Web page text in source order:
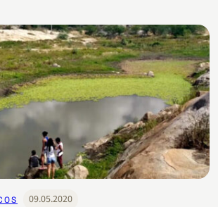
09.05.2020